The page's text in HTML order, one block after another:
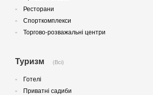
Ресторани
Спорткомплекси
Торгово-розважальні центри
Туризм (Всі)
Готелі
Приватні садиби